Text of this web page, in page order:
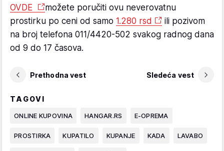
OVDE
možete poručiti ovu neverovatnu
prostirku po ceni od samo 1.280 rsd
ili pozivom
na broj telefona 011/4420-502 svakog radnog dana
od 9 do 17 časova.
Prethodna vest Sledeća vest
TAGOVI
ONLINE KUPOVINA HANGAR.RS E-OPREMA
PROSTIRKA KUPATILO KUPANJE KADA LAVABO